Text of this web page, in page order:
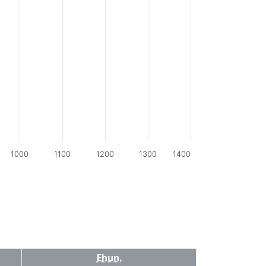
1000 1100 1200 1300 1400
Ehun.